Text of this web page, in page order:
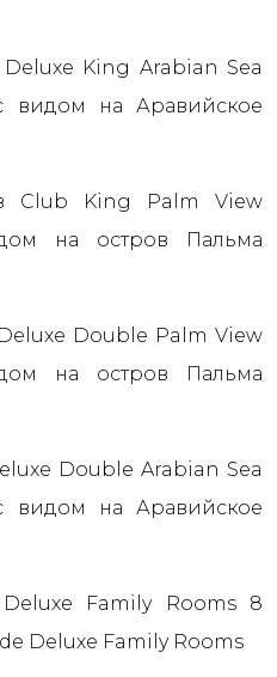
Deluxe King Arabian Sea
видом на Аравийское
Club King Palm View
на остров Пальма
Double Palm View
на остров Пальма
Double Arabian Sea
видом на Аравийское
Family Rooms 8
Deluxe Family Rooms